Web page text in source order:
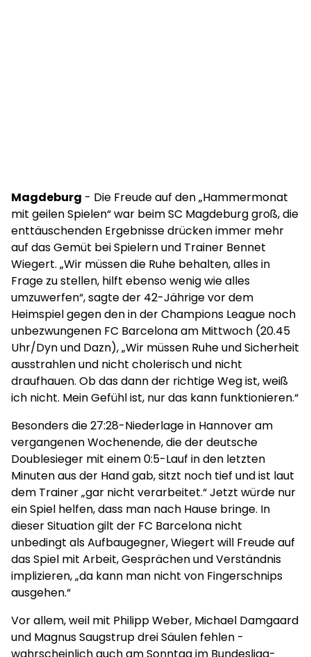
Magdeburg - Die Freude auf den „Hammermonat
mit geilen Spielen“ war beim SC Magdeburg groß, die
enttäuschenden Ergebnisse drücken immer mehr
auf das Gemüt bei Spielern und Trainer Bennet
Wiegert. „Wir müssen die Ruhe behalten, alles in
Frage zu stellen, hilft ebenso wenig wie alles
umzuwerfen“, sagte der 42-Jährige vor dem
Heimspiel gegen den in der Champions League noch
unbezwungenen FC Barcelona am Mittwoch (20.45
Uhr/Dyn und Dazn), „Wir müssen Ruhe und Sicherheit
ausstrahlen und nicht cholerisch und nicht
draufhauen. Ob das dann der richtige Weg ist, weiß
ich nicht. Mein Gefühl ist, nur das kann funktionieren.“
Besonders die 27:28-Niederlage in Hannover am
vergangenen Wochenende, die der deutsche
Doublesieger mit einem 0:5-Lauf in den letzten
Minuten aus der Hand gab, sitzt noch tief und ist laut
dem Trainer „gar nicht verarbeitet.“ Jetzt würde nur
ein Spiel helfen, dass man nach Hause bringe. In
dieser Situation gilt der FC Barcelona nicht
unbedingt als Aufbaugegner, Wiegert will Freude auf
das Spiel mit Arbeit, Gesprächen und Verständnis
implizieren, „da kann man nicht von Fingerschnips
ausgehen.“
Vor allem, weil mit Philipp Weber, Michael Damgaard
und Magnus Saugstrup drei Säulen fehlen -